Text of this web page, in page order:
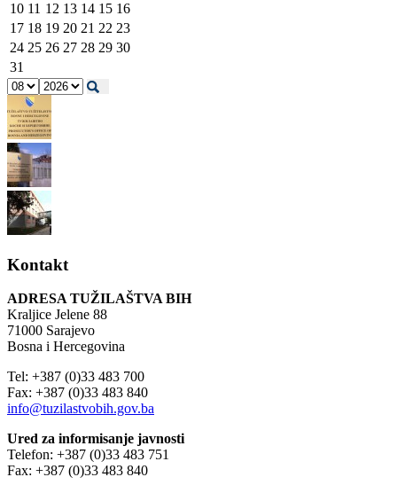
10 11 12 13 14 15 16
17 18 19 20 21 22 23
24 25 26 27 28 29 30
31
Kontakt
ADRESA TUŽILAŠTVA BIH
Kraljice Jelene 88
71000 Sarajevo
Bosna i Hercegovina
Tel: +387 (0)33 483 700
Fax: +387 (0)33 483 840
info@tuzilastvobih.gov.ba
Ured za informisanje javnosti
Telefon: +387 (0)33 483 751
Fax: +387 (0)33 483 840